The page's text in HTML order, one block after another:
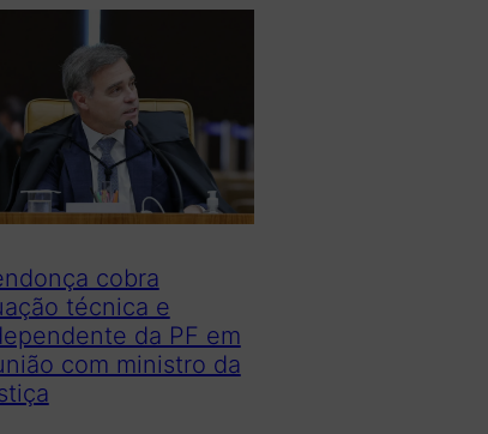
cobra
técnica e
da PF em
com ministro da